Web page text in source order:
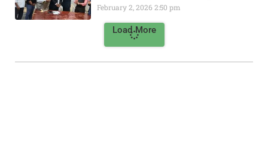
February 2, 20262:50 pm
Load More